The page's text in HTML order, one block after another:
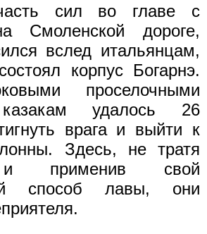
сил во главе с
Смоленской дороге,
вслед итальянцам,
корпус Богарнэ.
проселочными
удалось 26
врага и выйти к
Здесь, не тратя
применив свой
способ лавы, они